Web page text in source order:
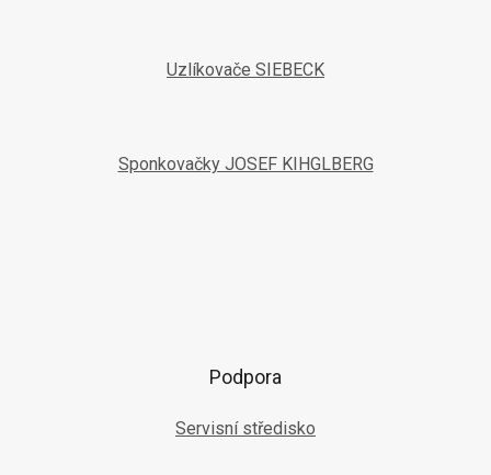
Uzlíkovače SIEBECK
Sponkovačky JOSEF KIHGLBERG
Podpora
Servisní středisko